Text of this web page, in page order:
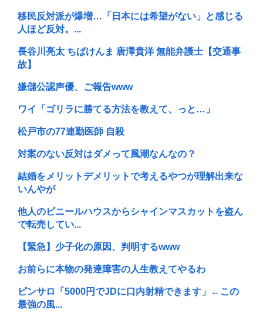
移民反対派が爆増…「日本には希望がない」と感じる
人ほど反対。...
長谷川亮太 ちばけんま 唐澤貴洋 無能弁護士【交通事
故】
嫌儲公認声優、ご報告www
ワイ「ゴリラに勝てる方法を教えて、っと…」
松戸市の77連勤医師 自殺
対案のない反対はダメって風潮なんなの？
結婚をメリットデメリットで考えるやつが理解出来な
いんやが
他人のビニールハウスからシャインマスカットを盗ん
で転売してい...
【緊急】少子化の原因、判明するwww
お前らに本物の発達障害の人生教えてやるわ
ピンサロ「5000円でJDに口内射精できます」←この
最強の風...